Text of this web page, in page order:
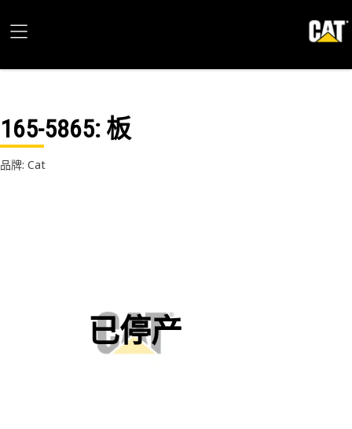
165-5865: 板
品牌: Cat
已停产